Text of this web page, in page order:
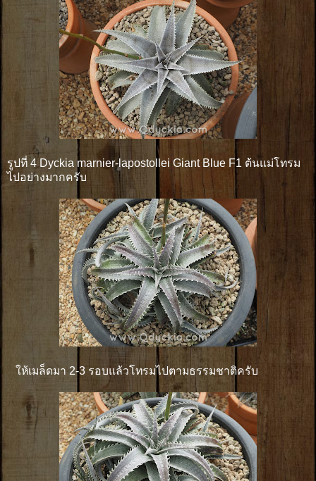
รูปที่ 4 Dyckia marnier-lapostollei Giant Blue F1 ต้นแม่โทรม
ไปอย่างมากครับ
ให้เมล็ดมา 2-3 รอบแล้วโทรมไปตามธรรมชาติครับ